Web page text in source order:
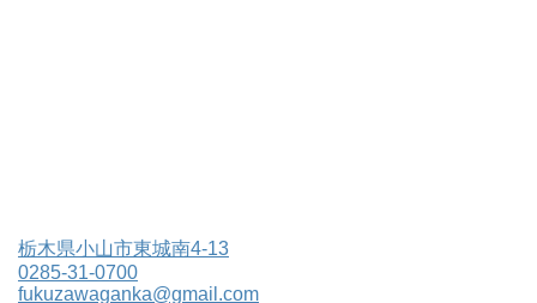
栃木県小山市東城南4-13
0285-31-0700
fukuzawaganka@gmail.com